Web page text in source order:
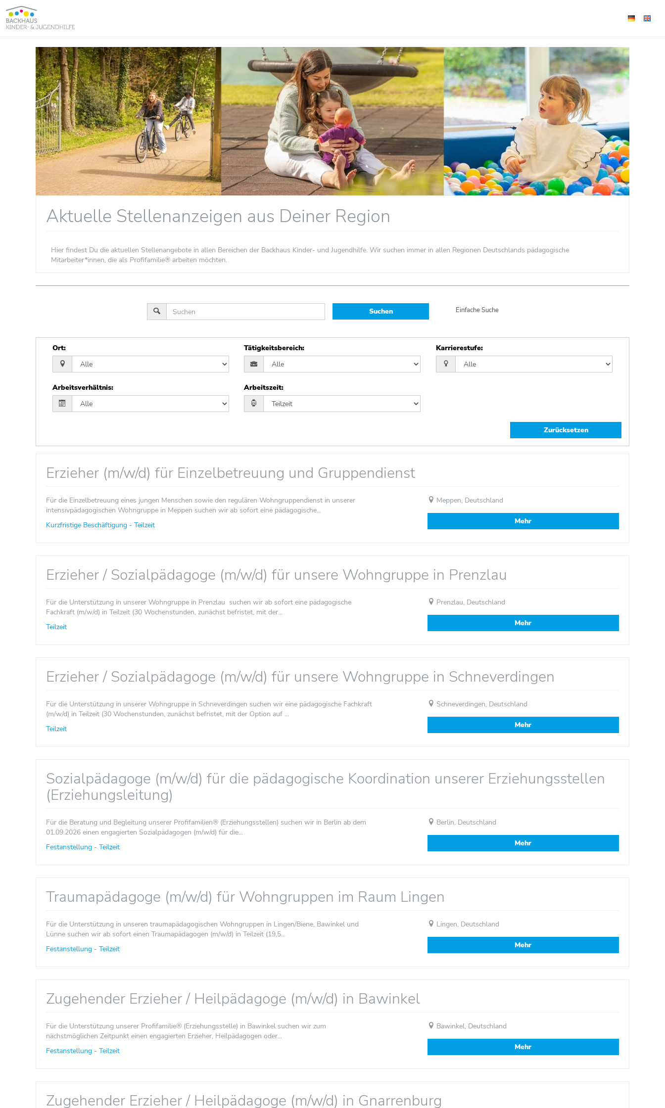
Aktuelle Stellenanzeigen aus Deiner Region
Hier findest Du die aktuellen Stellenangebote in allen Bereichen der Backhaus Kinder- und Jugendhilfe. Wir suchen immer in allen Regionen Deutschlands pädagogische
Mitarbeiter*innen, die als Profifamilie® arbeiten möchten.
Suchen Einfache Suche
Ort: Tätigkeitsbereich: Karrierestufe:
Arbeitsverhältnis: Arbeitszeit:
Zurücksetzen
Erzieher (m/w/d) für Einzelbetreuung und Gruppendienst
Für die Einzelbetreuung eines jungen Menschen sowie den regulären Wohngruppendienst in unserer
intensivpädagogischen Wohngruppe in Meppen suchen wir ab sofort eine pädagogische...
Kurzfristige Beschäftigung - Teilzeit
Meppen, Deutschland
Mehr
Erzieher / Sozialpädagoge (m/w/d) für unsere Wohngruppe in Prenzlau
Für die Unterstützung in unserer Wohngruppe in Prenzlau suchen wir ab sofort eine pädagogische
Fachkraft (m/w/d) in Teilzeit (30 Wochenstunden, zunächst befristet, mit der...
Teilzeit
Prenzlau, Deutschland
Mehr
Erzieher / Sozialpädagoge (m/w/d) für unsere Wohngruppe in Schneverdingen
Für die Unterstützung in unserer Wohngruppe in Schneverdingen suchen wir eine pädagogische Fachkraft
(m/w/d) in Teilzeit (30 Wochenstunden, zunächst befristet, mit der Option auf ...
Teilzeit
Schneverdingen, Deutschland
Mehr
Sozialpädagoge (m/w/d) für die pädagogische Koordination unserer Erziehungsstellen
(Erziehungsleitung)
Für die Beratung und Begleitung unserer Profifamilien® (Erziehungsstellen) suchen wir in Berlin ab dem
01.09.2026 einen engagierten Sozialpädagogen (m/w/d) für die...
Festanstellung - Teilzeit
Berlin, Deutschland
Mehr
Traumapädagoge (m/w/d) für Wohngruppen im Raum Lingen
Für die Unterstützung in unseren traumapädagogischen Wohngruppen in Lingen/Biene, Bawinkel und
Lünne suchen wir ab sofort einen Traumapädagogen (m/w/d) in Teilzeit (19,5...
Festanstellung - Teilzeit
Lingen, Deutschland
Mehr
Zugehender Erzieher / Heilpädagoge (m/w/d) in Bawinkel
Für die Unterstützung unserer Profifamilie® (Erziehungsstelle) in Bawinkel suchen wir zum
nächstmöglichen Zeitpunkt einen engagierten Erzieher, Heilpädagogen oder...
Festanstellung - Teilzeit
Bawinkel, Deutschland
Mehr
Zugehender Erzieher / Heilpädagoge (m/w/d) in Gnarrenburg